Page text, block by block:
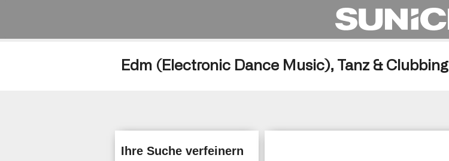
Edm (Electronic Dance Music), Tanz & Clubbing
Ihre Suche verfeinern